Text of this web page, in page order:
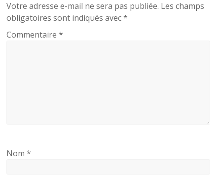
Votre adresse e-mail ne sera pas publiée. Les champs
obligatoires sont indiqués avec*
Commentaire*
Nom*